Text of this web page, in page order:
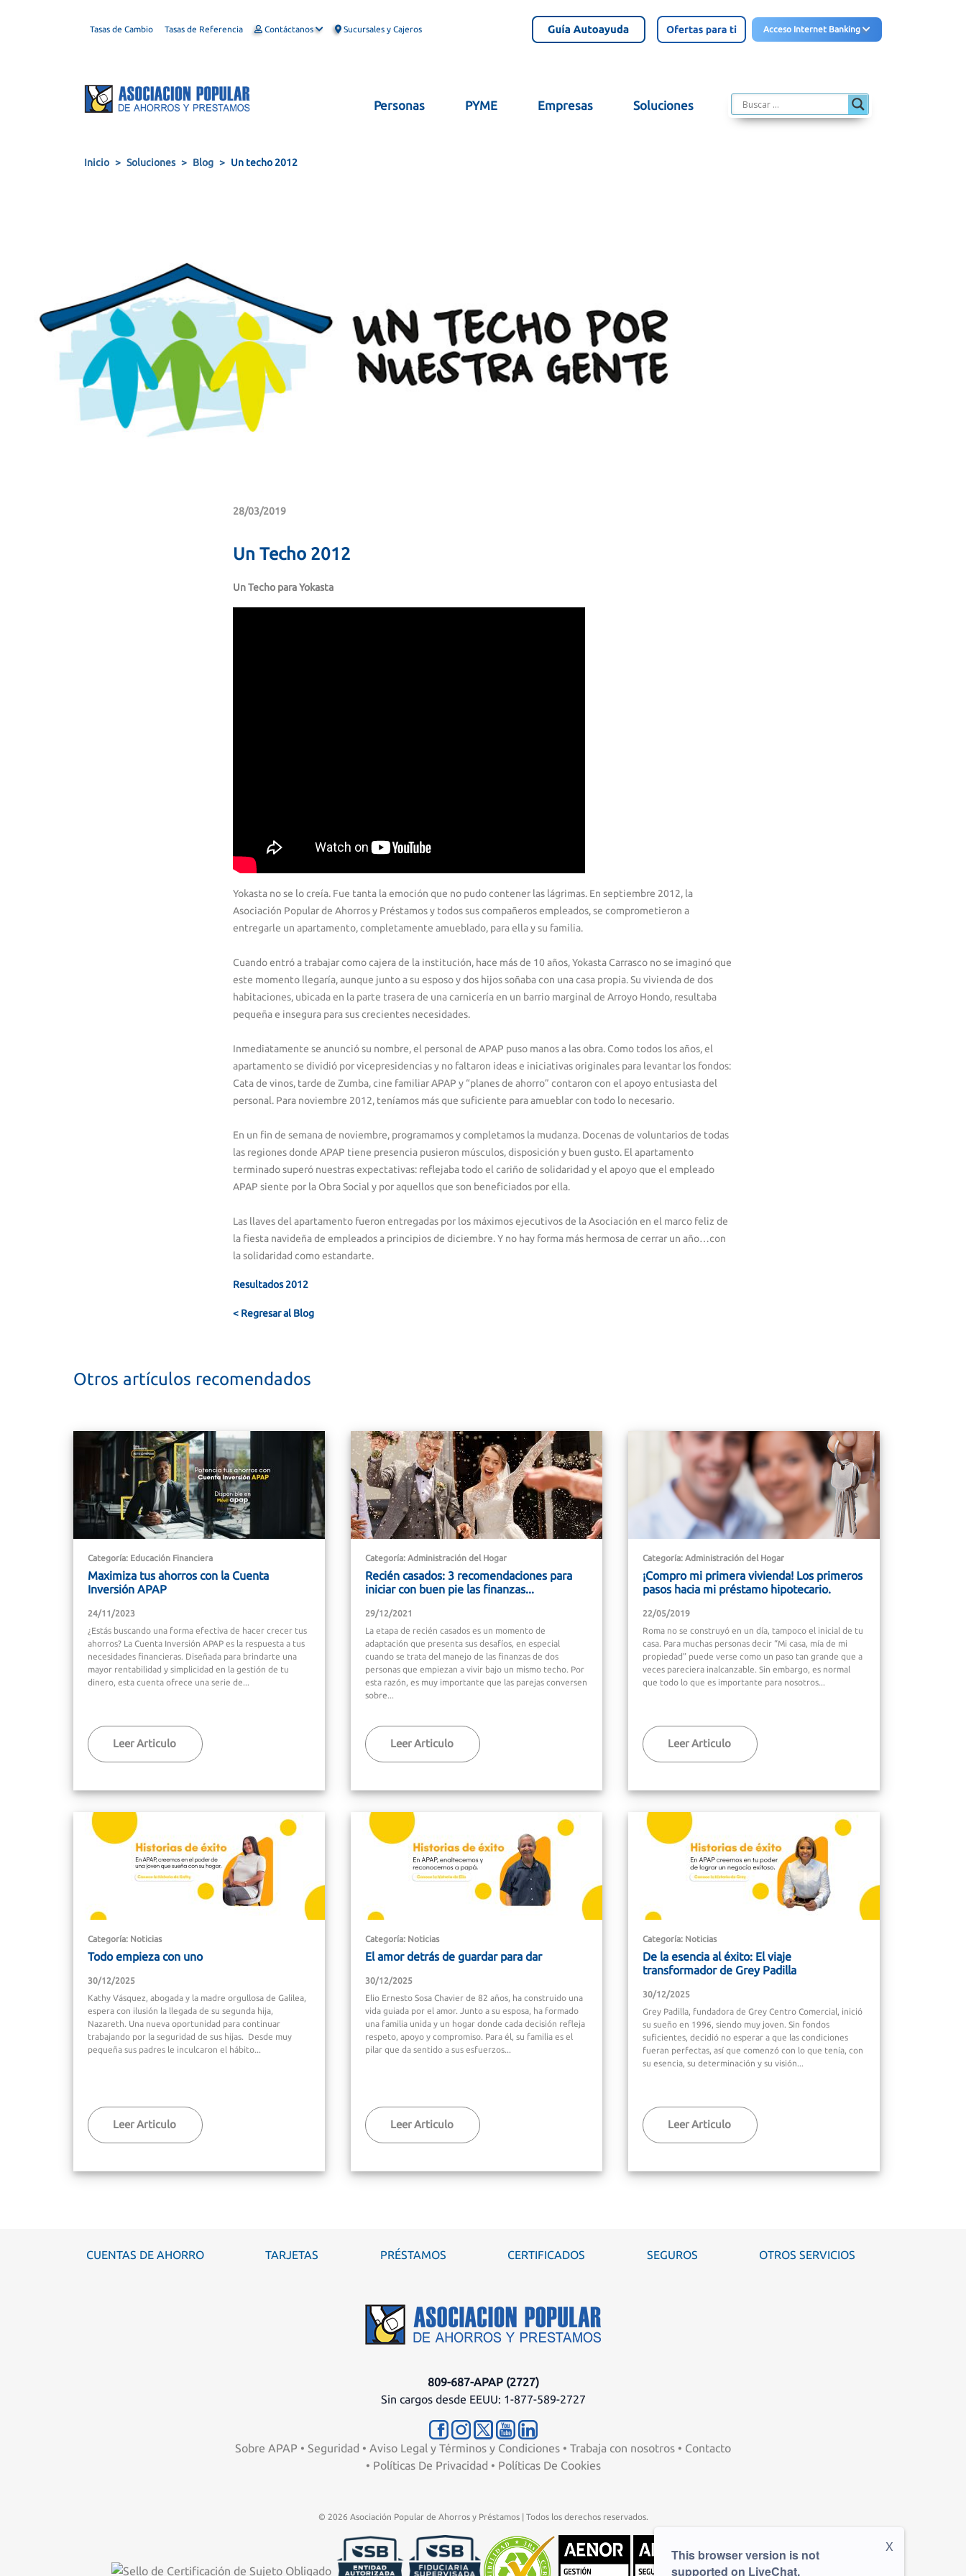
Tasas de Cambio Tasas de Referencia Contáctanos Sucursales y Cajeros Acceso Internet Banking
Personas PYME Empresas Soluciones
Inicio Soluciones Blog Un techo 2012
28/03/2019
Un Techo 2012
Un Techo para Yokasta
Yokasta no se lo creía. Fue tanta la emoción que no pudo contener las lágrimas. En septiembre 2012, la
Asociación Popular de Ahorros y Préstamos y todos sus compañeros empleados, se comprometieron a
entregarle un apartamento, completamente amueblado, para ella y su familia.
Cuando entró a trabajar como cajera de la institución, hace más de 10 años, Yokasta Carrasco no se imaginó que
este momento llegaría, aunque junto a su esposo y dos hijos soñaba con una casa propia. Su vivienda de dos
habitaciones, ubicada en la parte trasera de una carnicería en un barrio marginal de Arroyo Hondo, resultaba
pequeña e insegura para sus crecientes necesidades.
Inmediatamente se anunció su nombre, el personal de APAP puso manos a las obra. Como todos los años, el
apartamento se dividió por vicepresidencias y no faltaron ideas e iniciativas originales para levantar los fondos:
Cata de vinos, tarde de Zumba, cine familiar APAP y “planes de ahorro” contaron con el apoyo entusiasta del
personal. Para noviembre 2012, teníamos más que suficiente para amueblar con todo lo necesario.
En un fin de semana de noviembre, programamos y completamos la mudanza. Docenas de voluntarios de todas
las regiones donde APAP tiene presencia pusieron músculos, disposición y buen gusto. El apartamento
terminado superó nuestras expectativas: reflejaba todo el cariño de solidaridad y el apoyo que el empleado
APAP siente por la Obra Social y por aquellos que son beneficiados por ella.
Las llaves del apartamento fueron entregadas por los máximos ejecutivos de la Asociación en el marco feliz de
la fiesta navideña de empleados a principios de diciembre. Y no hay forma más hermosa de cerrar un año…con
la solidaridad como estandarte.
Resultados 2012
< Regresar al Blog
Otros artículos recomendados
Categoría: Educación Financiera
Maximiza tus ahorros con la Cuenta
Inversión APAP
24/11/2023
¿Estás buscando una forma efectiva de hacer crecer tus
ahorros? La Cuenta Inversión APAP es la respuesta a tus
necesidades financieras. Diseñada para brindarte una
mayor rentabilidad y simplicidad en la gestión de tu
dinero, esta cuenta ofrece una serie de...
Leer Articulo
Categoría: Administración del Hogar
Recién casados: 3 recomendaciones para
iniciar con buen pie las finanzas...
29/12/2021
La etapa de recién casados es un momento de
adaptación que presenta sus desafíos, en especial
cuando se trata del manejo de las finanzas de dos
personas que empiezan a vivir bajo un mismo techo. Por
esta razón, es muy importante que las parejas conversen
sobre...
Leer Articulo
Categoría: Administración del Hogar
¡Compro mi primera vivienda! Los primeros
pasos hacia mi préstamo hipotecario.
22/05/2019
Roma no se construyó en un día, tampoco el inicial de tu
casa. Para muchas personas decir “Mi casa, mía de mi
propiedad” puede verse como un paso tan grande que a
veces pareciera inalcanzable. Sin embargo, es normal
que todo lo que es importante para nosotros...
Leer Articulo
Categoría: Noticias
Todo empieza con uno
30/12/2025
Kathy Vásquez, abogada y la madre orgullosa de Galilea,
espera con ilusión la llegada de su segunda hija,
Nazareth. Una nueva oportunidad para continuar
trabajando por la seguridad de sus hijas. Desde muy
pequeña sus padres le inculcaron el hábito...
Leer Articulo
Categoría: Noticias
El amor detrás de guardar para dar
30/12/2025
Elio Ernesto Sosa Chavier de 82 años, ha construido una
vida guiada por el amor. Junto a su esposa, ha formado
una familia unida y un hogar donde cada decisión refleja
respeto, apoyo y compromiso. Para él, su familia es el
pilar que da sentido a sus esfuerzos...
Leer Articulo
Categoría: Noticias
De la esencia al éxito: El viaje
transformador de Grey Padilla
30/12/2025
Grey Padilla, fundadora de Grey Centro Comercial, inició
su sueño en 1996, siendo muy joven. Sin fondos
suficientes, decidió no esperar a que las condiciones
fueran perfectas, así que comenzó con lo que tenía, con
su esencia, su determinación y su visión...
Leer Articulo
CUENTAS DE AHORRO TARJETAS PRÉSTAMOS CERTIFICADOS SEGUROS OTROS SERVICIOS
809-687-APAP (2727)
Sin cargos desde EEUU: 1-877-589-2727
Sobre APAP • Seguridad • Aviso Legal y Términos y Condiciones • Trabaja con nosotros • Contacto
• Políticas De Privacidad • Políticas De Cookies
© 2026 Asociación Popular de Ahorros y Préstamos | Todos los derechos reservados.